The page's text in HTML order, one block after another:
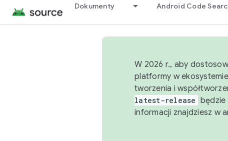
Dokumenty Android Code
W 2026 r., aby
platformy w
tworzenia i
latest-release będzie
informacji znajdziesz w